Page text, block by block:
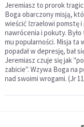
Jeremiasz to prorok
Boga obarczony misją,
wieścić Izraelowi pomstę
nawrócenia i pokuty.
mu popularności. Misja ta
popadał w depresję, bał
Jeremiasz czuje się jak
zabicie". Wzywa Boga na
nad swoimi wrogami. (Jr